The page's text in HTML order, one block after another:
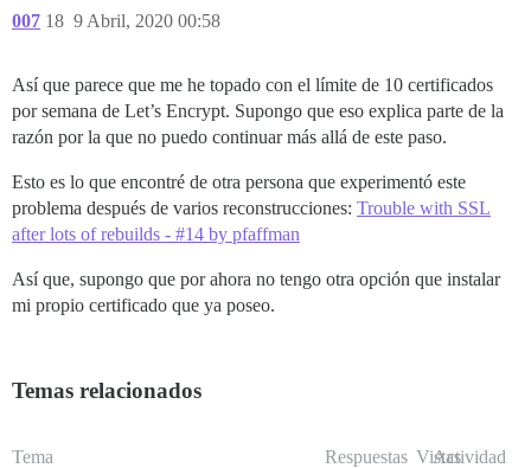
007 9 Abril, 2020 00:58
18
Así que parece que me he topado con el límite de 10 certificados
por semana de Let’s Encrypt. Supongo que eso explica parte de la
razón por la que no puedo continuar más allá de este paso.
Esto es lo que encontré de otra persona que experimentó este
problema después de varios reconstrucciones: Trouble with SSL
after lots of rebuilds - #14 by pfaffman
Así que, supongo que por ahora no tengo otra opción que instalar
mi propio certificado que ya poseo.
Temas relacionados
Tema Respuestas Vistas
Actividad